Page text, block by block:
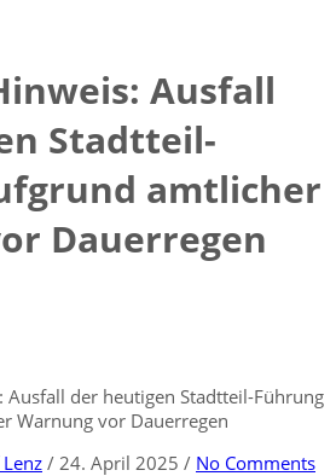
Ausfall
Stadtteil-
amtlicher
Dauerregen
Ausfall der heutigen Stadtteil-Führung
Warnung vor Dauerregen
/ 24. April 2025 / No Comments